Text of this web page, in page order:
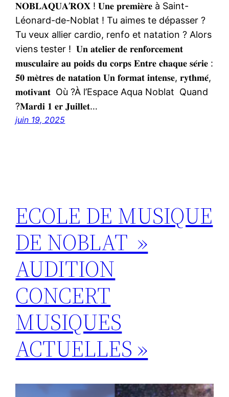
𝐍𝐎𝐁𝐋𝐀𝐐𝐔𝐀’𝐑𝐎𝐗 ! 𝐔𝐧𝐞 𝐩𝐫𝐞𝐦𝐢𝐞̀𝐫𝐞 à Saint-
Léonard-de-Noblat ! Tu aimes te dépasser ?
Tu veux allier cardio, renfo et natation ? Alors
viens tester ! 𝐔𝐧 𝐚𝐭𝐞𝐥𝐢𝐞𝐫 𝐝𝐞 𝐫𝐞𝐧𝐟𝐨𝐫𝐜𝐞𝐦𝐞𝐧𝐭
𝐦𝐮𝐬𝐜𝐮𝐥𝐚𝐢𝐫𝐞 𝐚𝐮 𝐩𝐨𝐢𝐝𝐬 𝐝𝐮 𝐜𝐨𝐫𝐩𝐬 𝐄𝐧𝐭𝐫𝐞 𝐜𝐡𝐚𝐪𝐮𝐞 𝐬𝐞́𝐫𝐢𝐞 :
𝟓𝟎 𝐦𝐞̀𝐭𝐫𝐞𝐬 𝐝𝐞 𝐧𝐚𝐭𝐚𝐭𝐢𝐨𝐧 𝐔𝐧 𝐟𝐨𝐫𝐦𝐚𝐭 𝐢𝐧𝐭𝐞𝐧𝐬𝐞, 𝐫𝐲𝐭𝐡𝐦𝐞́,
𝐦𝐨𝐭𝐢𝐯𝐚𝐧𝐭 Où ?À l’Espace Aqua Noblat Quand
?𝐌𝐚𝐫𝐝𝐢 𝟏 𝐞𝐫 𝐉𝐮𝐢𝐥𝐥𝐞𝐭…
juin 19, 2025
ECOLE DE MUSIQUE
DE NOBLAT »
AUDITION
CONCERT
MUSIQUES
ACTUELLES »